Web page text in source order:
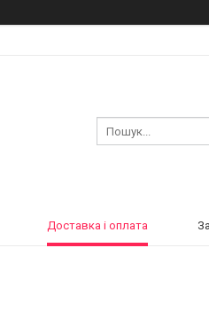
Доставка і оплата